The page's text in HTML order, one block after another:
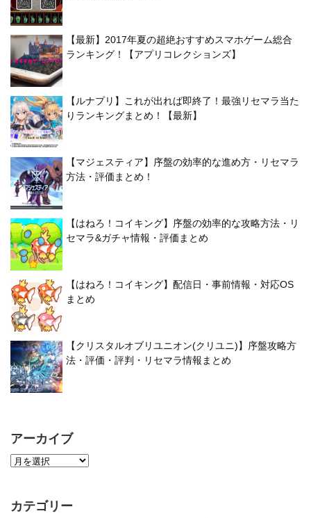
【最新】2017年夏の超絶おすすめスマホゲーム総合
ランキング！【アプリコレクションズ】
【ルナプリ】これが出れば即終了！最強リセマラ当た
りランキングまとめ！【最新】
【マジェスティア】序盤の効率的な進め方・リセマラ
方法・評価まとめ！
【はねろ！コイキング】序盤の効率的な攻略方法・リ
セマラ&ガチャ情報・評価まとめ
【はねろ！コイキング】配信日・事前情報・対応OS
まとめ
【クリスタルオブリユニオン(クリユニ)】序盤攻略方
法・評価・評判・リセマラ情報まとめ
アーカイブ
カテゴリー